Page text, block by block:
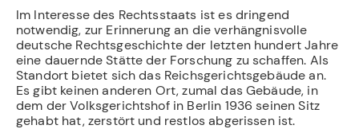
Im Interesse des Rechtsstaats ist es dringend
notwendig, zur Erinnerung an die verhängnisvolle
deutsche Rechtsgeschichte der letzten hundert Jahre
eine dauernde Stätte der Forschung zu schaffen. Als
Standort bietet sich das Reichsgerichtsgebäude an.
Es gibt keinen anderen Ort, zumal das Gebäude, in
dem der Volksgerichtshof in Berlin 1936 seinen Sitz
gehabt hat, zerstört und restlos abgerissen ist.